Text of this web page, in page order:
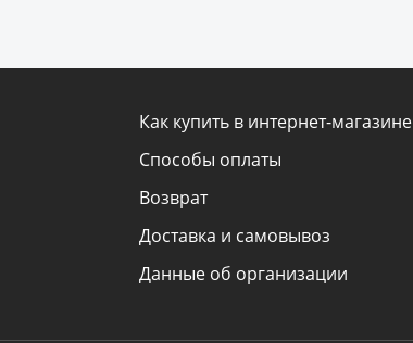
Как купить в интернет-магазине
Способы оплаты
Возврат
Доставка и самовывоз
Данные об организации